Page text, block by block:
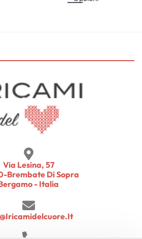
Via Lesina, 57
Brembate Di Sopra
- Italia